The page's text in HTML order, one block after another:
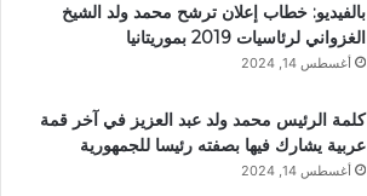
بالفيديو: خطاب إعلان ترشح محمد ولد الشيخ
الغزواني لرئاسيات 2019 بموريتانيا
أغسطس 14, 2024
كلمة الرئيس محمد ولد عبد العزيز في آخر قمة
عربية يشارك فيها بصفته رئيسا للجمهورية
أغسطس 14, 2024